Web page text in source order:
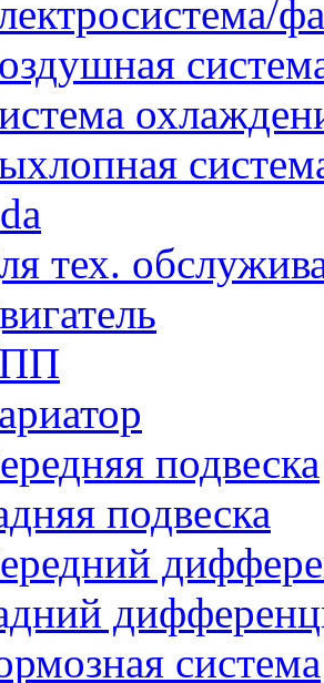
тех.
подвеска
подвеска
система